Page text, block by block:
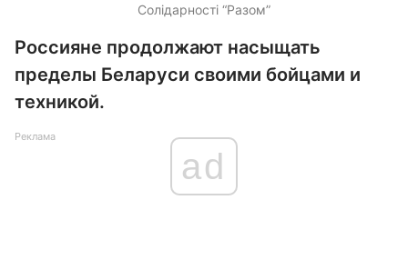
Солідарності “Разом”
Россияне продолжают насыщать
пределы Беларуси своими бойцами и
техникой.
Реклама
ad